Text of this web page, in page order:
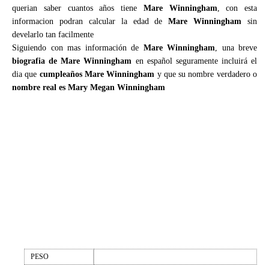
querian saber cuantos años tiene Mare Winningham, con esta
informacion podran calcular la edad deMare Winningham sin
develarlo tan facilmente
Siguiendo con mas información de Mare Winningham, una breve
biografia de Mare Winningham en español seguramente incluirá el
dia que cumpleaños Mare Winningham y que su nombre verdadero o
nombre real es Mary Megan Winningham
PESO